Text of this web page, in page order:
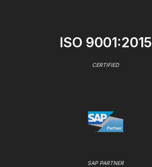
ISO 9001:2015
CERTIFIED
SAP PARTNER